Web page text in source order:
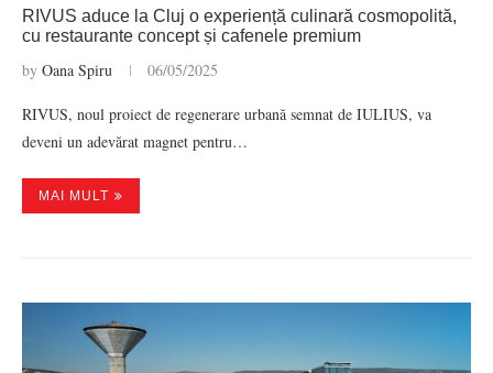
RIVUS aduce la Cluj o experiență culinară cosmopolită,
cu restaurante concept și cafenele premium
by Oana Spiru 06/05/2025
RIVUS, noul proiect de regenerare urbană semnat de IULIUS, va
deveni un adevărat magnet pentru…
MAI MULT